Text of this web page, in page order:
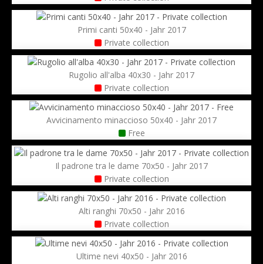
Primi canti 50x40 - Jahr 2017
Private collection
Rugolio all'alba 40x30 - Jahr 2017
Private collection
Avvicinamento minaccioso 50x40 - Jahr 2017
Free
Il padrone tra le dame 70x50 - Jahr 2017
Private collection
Alti ranghi 70x50 - Jahr 2016
Private collection
Ultime nevi 40x50 - Jahr 2016